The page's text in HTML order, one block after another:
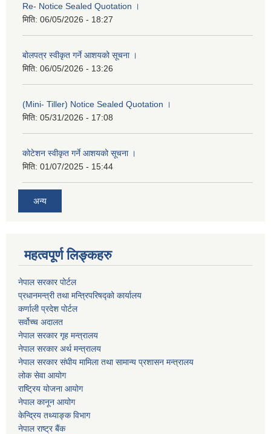
Re- Notice Sealed Quotation ।
मिति: 06/05/2026 - 18:27
बोलपत्र स्वीकृत गर्ने आशयको सूचना ।
मिति: 06/05/2026 - 13:26
(Mini- Tiller) Notice Sealed Quotation ।
मिति: 05/31/2026 - 17:08
कोटेशन स्वीकृत गर्ने आशयको सूचना ।
मिति: 01/07/2025 - 15:44
अन्य
महत्वपूर्ण लिङ्कहरु
नेपाल सरकार पोर्टल
प्रधानमन्‍‍त्री तथा मन्‍त्रिपरिषद्को कार्यालय
कर्णाली प्रदेश पोर्टल
सर्वोच्‍च अदालत
नेपाल सरकार गृह मन्‍‍‍त्रालय
नेपाल सरकार अर्थ मन्‍त्रालय
नेपाल सरकार संघीय मामिला तथा सामान्य प्रशासन मन्‍त्रालय
लोक सेवा आयोग
राष्‍ट्रिय योजना आयोग
नेपाल कानून आयोग
केन्द्रिय तथ्याङ्क विभाग
नेपाल राष्‍ट्र बैंक